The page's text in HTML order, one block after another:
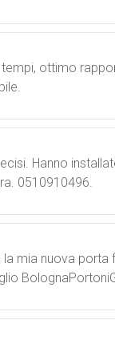
ottimo
Hanno
0510910496.
la mia nuova porta